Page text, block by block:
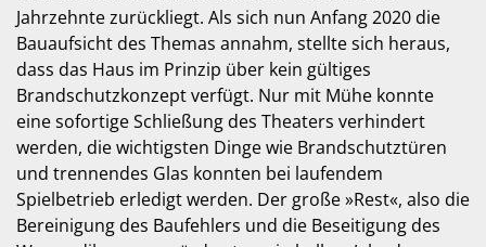
Jahrzehnte zurückliegt. Als sich nun Anfang 2020 die
Bauaufsicht des Themas annahm, stellte sich heraus,
dass das Haus im Prinzip über kein gültiges
Brandschutzkonzept verfügt. Nur mit Mühe konnte
eine sofortige Schließung des Theaters verhindert
werden, die wichtigsten Dinge wie Brandschutztüren
und trennendes Glas konnten bei laufendem
Spielbetrieb erledigt werden. Der große »Rest«, also die
Bereinigung des Baufehlers und die Beseitigung des